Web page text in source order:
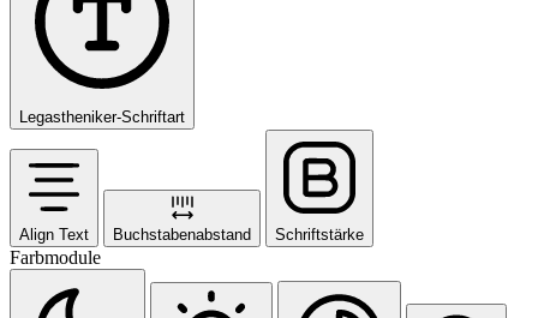
Legastheniker-Schriftart
Align Text Buchstabenabstand Schriftstärke
Farbmodule